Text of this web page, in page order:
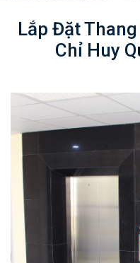
Lắp Đặt
Chỉ Huy